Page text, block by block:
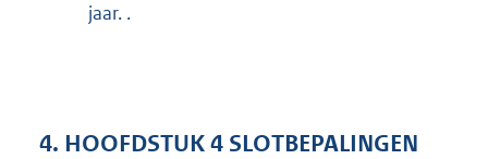
jaar. .
4. HOOFDSTUK 4 SLOTBEPALINGEN